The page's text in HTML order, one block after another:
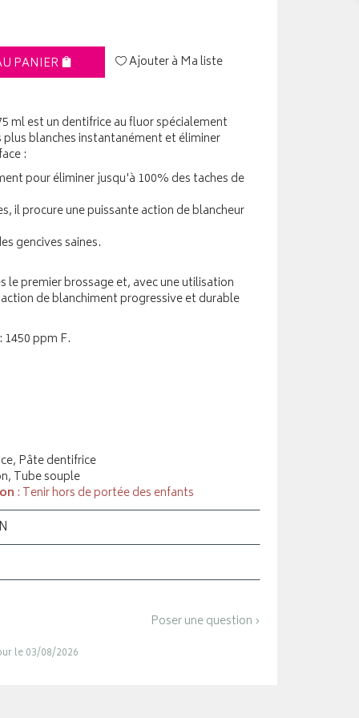
PANIER Ajouter à Ma liste
ml est un dentifrice au fluor spécialement
blanches instantanément et éliminer
:
pour éliminer jusqu'à 100% des taches de
il procure une puissante action de blancheur
gencives saines.
le premier brossage et, avec une utilisation
de blanchiment progressive et durable
ppm F.
Pâte dentifrice
Tube souple
: Tenir hors de portée des enfants
Poser une question ›
le 03/08/2026